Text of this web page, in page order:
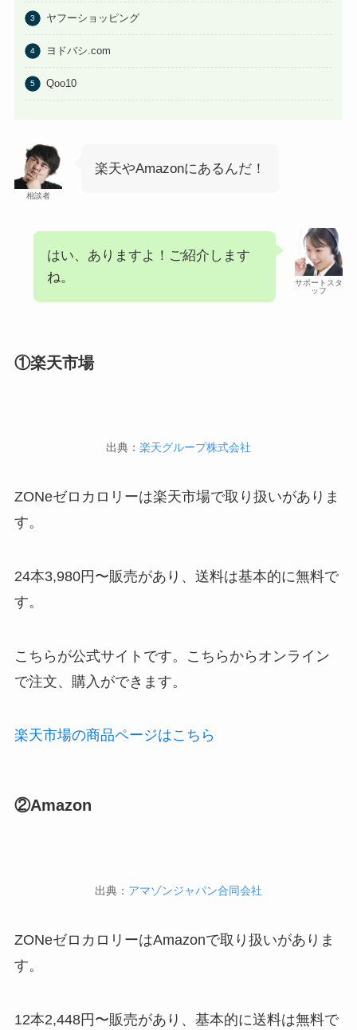
ヤフーショッピング
ヨドバシ.com
Qoo10
相談者
楽天やAmazonにあるんだ！
サポートスタ
ッフ
はい、ありますよ！ご紹介します
ね。
①楽天市場
出典： 楽天グループ株式会社
ZONeゼロカロリーは楽天市場で取り扱いがありま
す。
24本3,980円〜販売があり、送料は基本的に無料で
す。
こちらが公式サイトです。こちらからオンライン
で注文、購入ができます。
楽天市場の商品ページはこちら
②Amazon
出典： アマゾンジャパン合同会社
ZONeゼロカロリーはAmazonで取り扱いがありま
す。
12本2,448円〜販売があり、基本的に送料は無料で